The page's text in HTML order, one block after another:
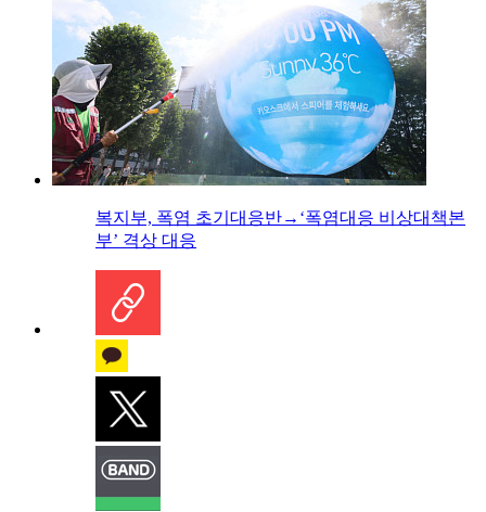
복지부, 폭염 초기대응반→‘폭염대응 비상대책본
부’ 격상 대응